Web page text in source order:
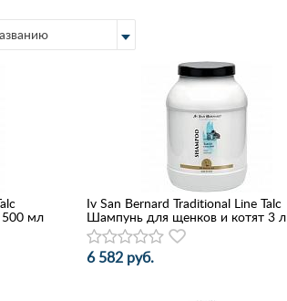
мл
Iv San Bernard Traditional Line Talc
Шампунь для щенков и котят 3 л
6 582 руб.